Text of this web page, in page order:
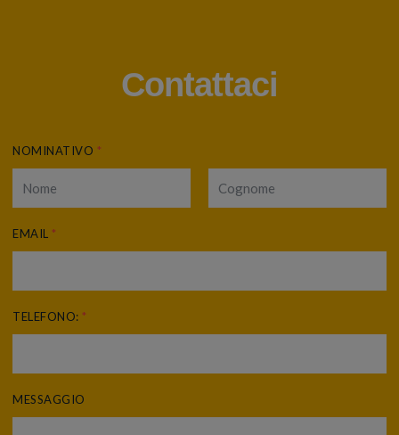
Contattaci
NOMINATIVO *
EMAIL *
TELEFONO: *
MESSAGGIO